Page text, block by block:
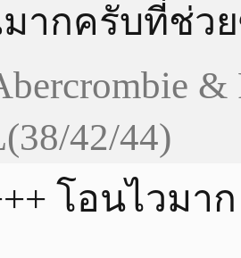
ากครับที่ช่วย
&
42/44)
โอนไวม